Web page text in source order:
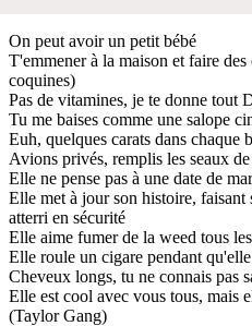
On peut avoir un petit bébé
T'emmener à la maison et faire des
coquines)
Pas de vitamines, je te donne tout
Tu me baises comme une salope
Euh, quelques carats dans chaque
Avions privés, remplis les seaux
Elle ne pense pas à une date de
Elle met à jour son histoire,
atterri en sécurité
Elle aime fumer de la weed tous
Elle roule un cigare pendant
Cheveux longs, tu ne connais pas
Elle est cool avec vous tous, mais
(Taylor Gang)